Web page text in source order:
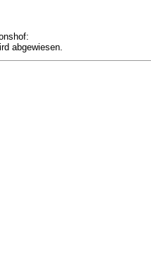
abgewiesen.